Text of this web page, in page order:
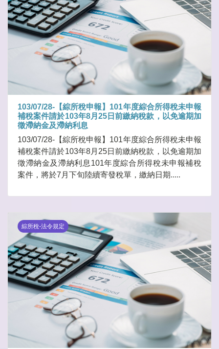
103/07/28-【綜所稅申報】101年度綜合所得稅未申報
補稅案件請於103年8月25日前繳納稅款，以免逾期加
徵滯納金及滯納利息
103/07/28-【綜所稅申報】101年度綜合所得稅未申報
補稅案件請於103年8月25日前繳納稅款，以免逾期加
徵滯納金及滯納利息101年度綜合所得稅未申報補稅
案件，將於7月下旬陸續寄發稅單，繳納日期.....
綜所稅-法令規定